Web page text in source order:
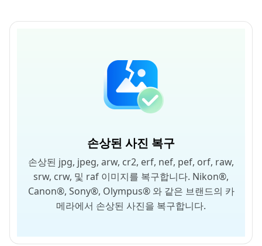
손상된 사진 복구
손상된 jpg, jpeg, arw, cr2, erf, nef, pef, orf, raw,
srw, crw, 및 raf 이미지를 복구합니다. Nikon®,
Canon®, Sony®, Olympus® 와 같은 브랜드의 카
메라에서 손상된 사진을 복구합니다.